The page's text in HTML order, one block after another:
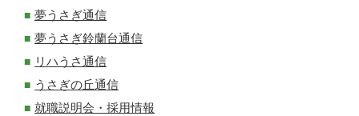
夢うさぎ通信
夢うさぎ鈴蘭台通信
リハうさ通信
うさぎの丘通信
就職説明会・採用情報